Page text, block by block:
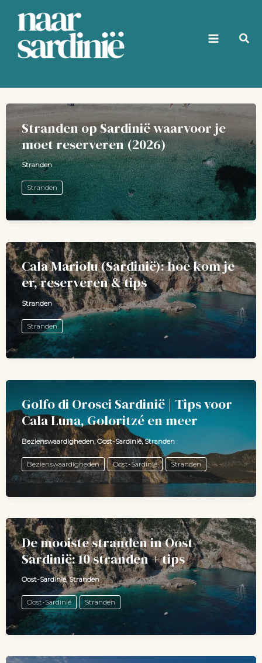
naar
Stranden op Sardinië waarvoor je
moet reserveren (2026)
Stranden
Stranden
Cala Mariolu (Sardinië): hoe kom je
er, reserveren & tips
Stranden
Stranden
Golfo di Orosei Sardinië | Tips voor
Cala Luna, Goloritzé en meer
Bezienswaardigheden,Oost-Sardinië,Stranden
Bezienswaardigheden Oost-Sardinië Stranden
De mooiste stranden in Oost-
Sardinië: 10 stranden + tips
Oost-Sardinië,Stranden
Oost-Sardinië Stranden